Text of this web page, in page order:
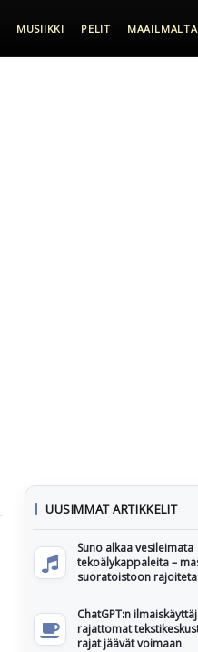
MUSIIKKI PELIT MAAILMALTA
UUSIMMAT ARTIKKELIT
Suno alkaa vesileimata
tekoälykappaleita –
suoratoistoon
ChatGPT:n
rajattomat
rajat jäävät voimaan